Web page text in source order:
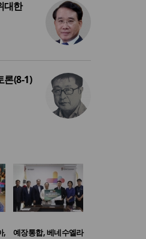
대한
론(8-1)
,
예장통합, 베네수엘라